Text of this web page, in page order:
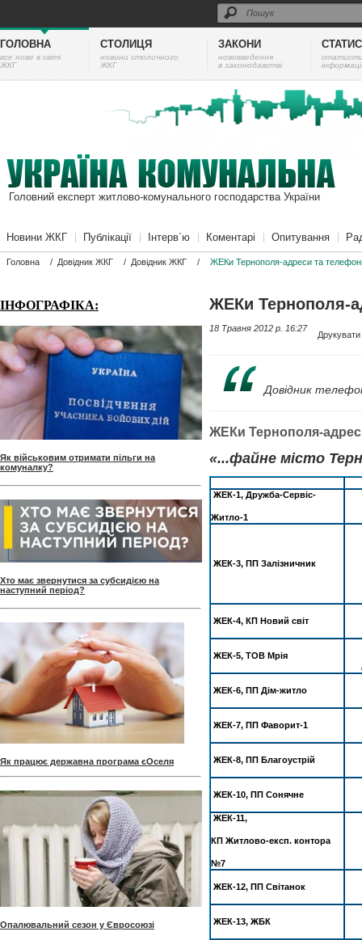
ГОЛОВНА
все нове в світі
ЖКГ
СТОЛИЦЯ
новини столичного
ЖКГ
ЗАКОНИ
нововведення
в законодавстві
Головний експерт житлово-комунального господарства України
Новини ЖКГ Публікації Інтерв`ю Коментарі Опитування
Головна / Довідник ЖКГ / Довідник ЖКГ / ЖЕКи Тернополя-адреси та
ІНФОГРАФІКА:
Як військовим отримати пільги на
комуналку?
Хто має звернутися за субсидією на
наступний період?
Як працює державна програма єОселя
Опалювальний сезон у Євросоюзі
ЖЕКи Тернополя-
18 Травня 2012 p. 16:27
Друкувати
Довідник
ЖЕКи Тернополя-
«...файне місто
ЖЕК-1, Дружба-Сервіс-
Житло-1
ЖЕК-3, ПП Залізничник
ЖЕК-4, КП Новий світ
ЖЕК-5, ТОВ Мрія
ЖЕК-6, ПП Дім-житло
ЖЕК-7, ПП Фаворит-1
ЖЕК-8, ПП Благоустрій
ЖЕК-10, ПП Сонячне
ЖЕК-11,
КП Житлово-експ. контора
№7
ЖЕК-12, ПП Світанок
ЖЕК-13, ЖБК